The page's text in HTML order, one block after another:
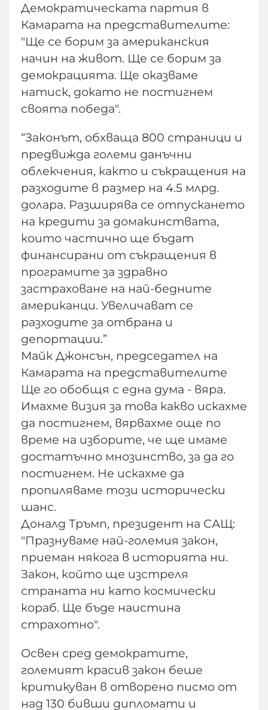
Демократическата партия в
Камарата на представителите:
"Ще се борим за американския
начин на живот. Ще се борим за
демокрацията. Ще оказваме
натиск, докато не постигнем
своята победа".
“Законът, обхваща 800 страници и
предвижда големи данъчни
облекчения, както и съкращения на
разходите в размер на 4.5 млрд.
долара. Разширява се отпускането
на кредити за домакинствата,
които частично ще бъдат
финансирани от съкращения в
програмите за здравно
застраховане на най-бедните
американци. Увеличават се
разходите за отбрана и
депортации.”
Майк Джонсън, председател на
Камарата на представителите
Ще го обобщя с една дума - вяра.
Имахме визия за това какво искахме
да постигнем, вярвахме още по
време на изборите, че ще имаме
достатъчно мнозинство, за да го
постигнем. Не искахме да
пропиляваме този исторически
шанс.
Доналд Тръмп, президент на САЩ:
"Празнуваме най-големия закон,
приеман някога в историята ни.
Закон, който ще изстреля
страната ни като космически
кораб. Ще бъде наистина
страхотно".
Освен сред демократите,
големият красив закон беше
критикуван в отворено писмо от
над 130 бивши дипломати и